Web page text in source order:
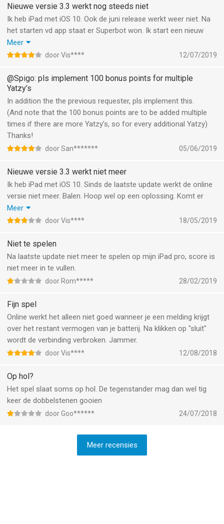
Nieuwe versie 3.3 werkt nog steeds niet
Ik heb iPad met iOS 10. Ook de juni release werkt weer niet. Na
het starten vd app staat er Superbot won. Ik start een nieuw
spel en er verschijnt geen avatar van mij en game center zoekt
wel naar spelers maar er verschijnen er geen.
Prima spel.
Meer
door Vis**** 12/07/2019
@Spigo: pls implement 100 bonus points for multiple
Yatzy’s
In addition the the previous requester, pls implement this.
(And note that the 100 bonus points are to be added multiple
times if there are more Yatzy’s, so for every additional Yatzy)
Thanks!
door San******* 05/06/2019
Nieuwe versie 3.3 werkt niet meer
Ik heb iPad met iOS 10. Sinds de laatste update werkt de online
versie niet meer. Balen. Hoop wel op een oplossing. Komt er
nog een reactie of niet? Na het starten van de app staat het op
superbot won, wordt er wel gezocht naar deelnemers maar er
Meer
door Vis**** 18/05/2019
Niet te spelen
Na laatste update niet meer te spelen op mijn iPad pro, score is
niet meer in te vullen.
door Rom***** 28/02/2019
Fijn spel
Online werkt het alleen niet goed wanneer je een melding krijgt
over het restant vermogen van je batterij. Na klikken op "sluit"
wordt de verbinding verbroken. Jammer.
door Vis**** 12/08/2018
Op hol?
Het spel slaat soms op hol. De tegenstander mag dan wel tig
keer de dobbelstenen gooien
door Goo****** 24/07/2018
Meer recensies